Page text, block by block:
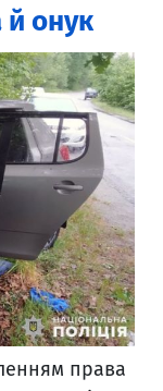
й онук
права